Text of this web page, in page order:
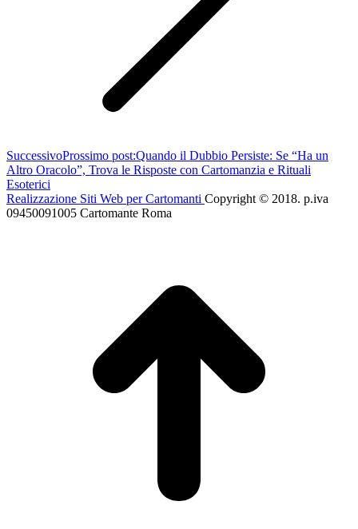
SuccessivoProssimo post:Quando il Dubbio Persiste: Se “Ha un
Altro Oracolo”, Trova le Risposte con Cartomanzia e Rituali
Esoterici
Realizzazione Siti Web per Cartomanti Copyright © 2018. p.iva
09450091005 Cartomante Roma